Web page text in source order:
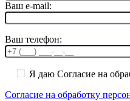
Ваш e-mail:
Ваш телефон:
Я даю Согласие на
Согласие на обработку